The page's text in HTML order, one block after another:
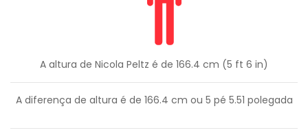
A altura de Nicola Peltz é de 166.4 cm (5 ft 6 in)
A diferença de altura é de 166.4 cm ou 5 pé 5.51 polegada